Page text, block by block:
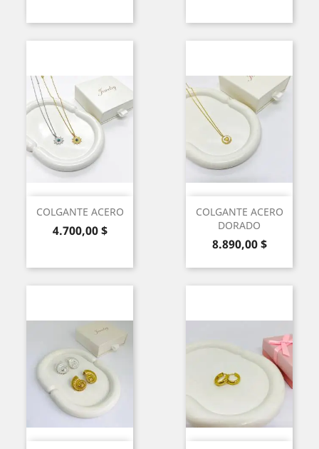
COLGANTE ACERO
Precio
4.700,00 $
COLGANTE ACERO
DORADO
Precio
8.890,00 $